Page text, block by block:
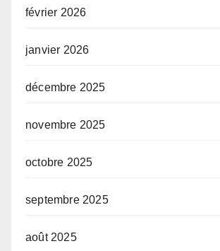
février 2026
janvier 2026
décembre 2025
novembre 2025
octobre 2025
septembre 2025
août 2025